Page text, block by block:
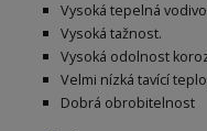
Vysoká tepelná
Vysoká tažnost.
Vysoká odolnost
Velmi nízká tavící
Dobrá obrobitelnost